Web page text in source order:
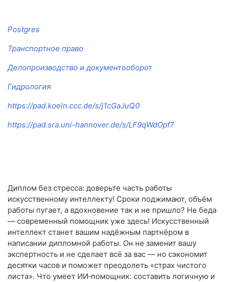
Postgres
Транспортное право
Делопроизводство и документооборот
Гидрология
https://pad.koeln.ccc.de/s/j1cGaJuQ0
https://pad.sra.uni-hannover.de/s/LF9qWdOpf7
Диплом без стресса: доверьте часть работы
искусственному интеллекту! Сроки поджимают, объём
работы пугает, а вдохновение так и не пришло? Не беда
— современный помощник уже здесь! Искусственный
интеллект станет вашим надёжным партнёром в
написании дипломной работы. Он не заменит вашу
экспертность и не сделает всё за вас — но сэкономит
десятки часов и поможет преодолеть «страх чистого
листа». Что умеет ИИ‑помощник: составить логичную и